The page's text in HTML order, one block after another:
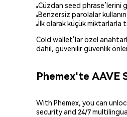
Cüzdan seed phrase’lerini
Benzersiz parolalar
İlk olarak küçük
Cold wallet’lar özel
dahil, güvenilir güvenlik
Phemex'te AAVE
With Phemex, you can
security and 24/7